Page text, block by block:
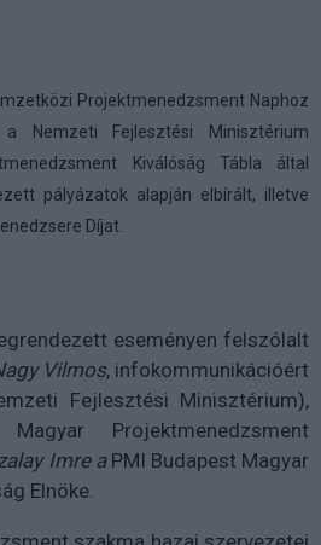
Projektmenedzsment Naphoz
Nemzeti Fejlesztési Minisztérium
Kiválóság Tábla által
pályázatok alapján elbírált, illetve
Díjat.
eseményen felszólalt
Vilmos, infokommunikációért
Fejlesztési Minisztérium),
Projektmenedzsment
Imre aPMI Budapest Magyar
Elnöke.